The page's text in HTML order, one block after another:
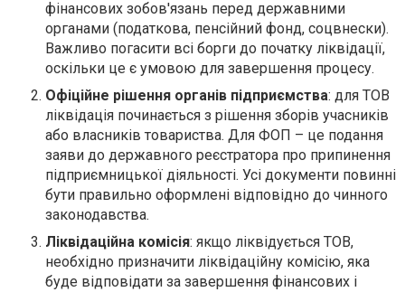
фінансових зобов'язань перед державними
органами (податкова, пенсійний фонд, соцвнески).
Важливо погасити всі борги до початку ліквідації,
оскільки це є умовою для завершення процесу.
Офіційне рішення органів підприємства: для ТОВ
ліквідація починається з рішення зборів учасників
або власників товариства. Для ФОП – це подання
заяви до державного реєстратора про припинення
підприємницької діяльності. Усі документи повинні
бути правильно оформлені відповідно до чинного
законодавства.
Ліквідаційна комісія: якщо ліквідується ТОВ,
необхідно призначити ліквідаційну комісію, яка
буде відповідати за завершення фінансових і